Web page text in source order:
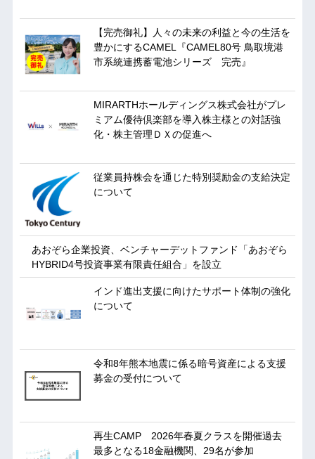
【完売御礼】人々の未来の利益と今の生活を
豊かにするCAMEL『CAMEL80号 鳥取境港
市系統連携蓄電池シリーズ 完売』
MIRARTHホールディングス株式会社がプレ
ミアム優待倶楽部を導入株主様との対話強
化・株主管理ＤＸの促進へ
従業員持株会を通じた特別奨励金の支給決定
について
あおぞら企業投資、ベンチャーデットファンド「あおぞら
HYBRID4号投資事業有限責任組合」を設立
インド進出支援に向けたサポート体制の強化
について
令和8年熊本地震に係る暗号資産による支援
募金の受付について
再生CAMP 2026年春夏クラスを開催過去
最多となる18金融機関、29名が参加